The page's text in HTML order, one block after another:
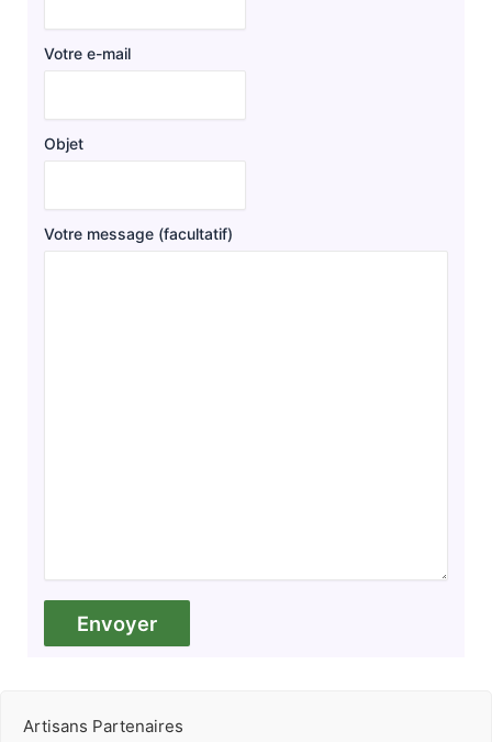
Votre e-mail
Objet
Votre message (facultatif)
Artisans Partenaires